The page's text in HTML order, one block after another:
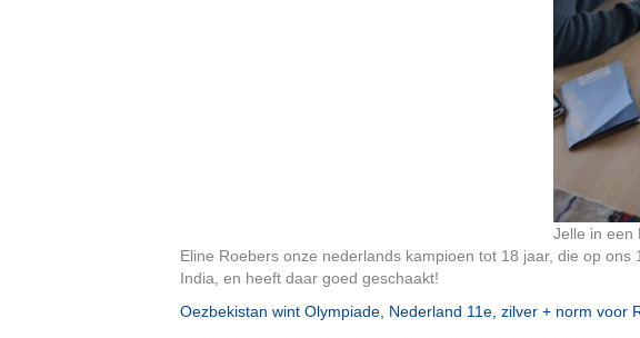
Jelle in een
Eline Roebers onze nederlands kampioen tot 18 jaar, die op
India, en heeft daar goed geschaakt!
Oezbekistan wint Olympiade, Nederland 11e, zilver + norm voor